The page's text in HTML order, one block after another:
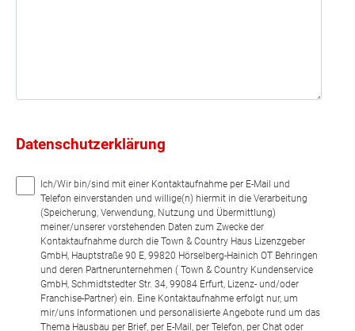
Datenschutzerklärung
Ich/Wir bin/sind mit einer Kontaktaufnahme per E-Mail und
Telefon einverstanden und willige(n) hiermit in die Verarbeitung
(Speicherung, Verwendung, Nutzung und Übermittlung)
meiner/unserer vorstehenden Daten zum Zwecke der
Kontaktaufnahme durch die Town & Country Haus Lizenzgeber
GmbH, Hauptstraße 90 E, 99820 Hörselberg-Hainich OT Behringen
und deren Partnerunternehmen ( Town & Country Kundenservice
GmbH, Schmidtstedter Str. 34, 99084 Erfurt, Lizenz- und/oder
Franchise-Partner) ein. Eine Kontaktaufnahme erfolgt nur, um
mir/uns Informationen und personalisierte Angebote rund um das
Thema Hausbau per Brief, per E-Mail, per Telefon, per Chat oder